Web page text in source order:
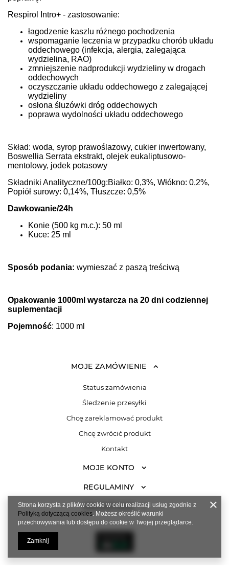
Respirol Intro+ - zastosowanie:
łagodzenie kaszlu różnego pochodzenia
wspomaganie leczenia w przypadku chorób układu
oddechowego (infekcja, alergia, zalegająca
wydzielina, RAO)
zmniejszenie nadprodukcji wydzieliny w drogach
oddechowych
oczyszczanie układu oddechowego z zalegającej
wydzieliny
osłona śluzówki dróg oddechowych
poprawa wydolności układu oddechowego
Skład: woda, syrop prawoślazowy, cukier inwertowany,
Boswellia Serrata ekstrakt, olejek eukaliptusowo-
mentolowy, jodek potasowy
Składniki Analityczne/100g:Białko: 0,3%, Włókno: 0,2%,
Popiół surowy: 0,14%, Tłuszcze: 0,5%
Dawkowanie/24h
Konie (500 kg m.c.): 50 ml
Kuce: 25 ml
Sposób podania: wymieszać z paszą treściwą
Opakowanie 1000ml wystarcza na 20 dni codziennej
suplementacji
Pojemność: 1000 ml
MOJE ZAMÓWIENIE
Status zamówienia
Śledzenie przesyłki
Chcę zareklamować produkt
Chcę zwrócić produkt
Kontakt
MOJE KONTO
REGULAMINY
ZNAJDŹ NAS!
Strona korzysta z plików cookie w celu realizacji usług zgodnie z
Polityką dotyczącą cookies. Możesz określić warunki
przechowywania lub dostępu do cookie w Twojej przeglądarce.
Zamknij